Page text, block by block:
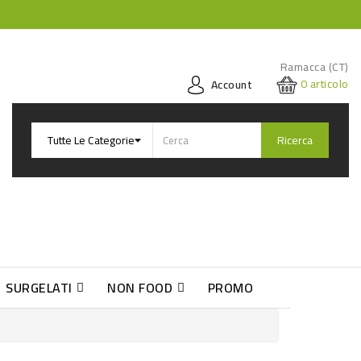
Ramacca (CT)
Account
0articolo
Ricerca
SURGELATI NON FOOD PROMO